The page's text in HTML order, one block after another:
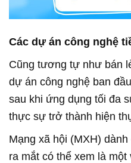
Các dự án công nghệ
Cũng tương tự như bán
dự án công nghệ ban
sau khi ứng dụng tối đa
thực sự trở thành hiện
Mạng xã hội (MXH)
ra mắt có thể xem là